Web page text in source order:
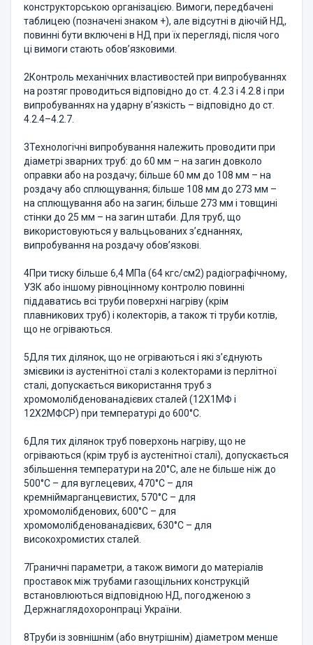
конструкторською організацією. Вимоги, передбачені
таблицею (позначені знаком +), але відсутні в діючій НД,
повинні бути включені в НД при їх перегляді, після чого
ці вимоги стають обов’язковими.
2Контроль механічних властивостей при випробуваннях
на розтяг проводиться відповідно до ст. 4.2.3 і 4.2.8 і при
випробуваннях на ударну в’язкість – відповідно до ст.
4.2.4–4.2.7.
3Технологічні випробування належить проводити при
діаметрі зварних труб: до 60 мм – на загин довколо
оправки або на роздачу; більше 60 мм до 108 мм – на
роздачу або сплющування; більше 108 мм до 273 мм –
на сплющування або на загин; більше 273 мм і товщині
стінки до 25 мм – на загин штаби. Для труб, що
використовуються у вальцьованих з’єднаннях,
випробування на роздачу обов’язкові.
4При тиску більше 6,4 МПа (64 кгс/см2) радіографічному,
УЗК або іншому рівноцінному контролю повинні
піддаватись всі труби поверхні нагріву (крім
плавникових труб) і колекторів, а також ті труби котлів,
що не огріваються.
5Для тих ділянок, що не огріваються і які з’єднують
змієвики із аустенітної сталі з колекторами із перлітної
сталі, допускається використання труб з
хромомолібденованадієвих сталей (12Х1МФ і
12Х2МФСР) при температурі до 600°С.
6Для тих ділянок труб поверхонь нагріву, що не
огріваються (крім труб із аустенітної сталі), допускається
збільшення температури на 20°С, але не більше ніж до
500°С – для вуглецевих, 470°С – для
кремніймарганцевистих, 570°С – для
хромомолібденових, 600°С – для
хромомолібденованадієвих, 630°С – для
високохромистих сталей.
7Граничні параметри, а також вимоги до матеріалів
проставок між трубами газощільних конструкцій
встановлюються відповідною НД, погодженою з
Держнаглядохоронпраці України.
8Труби із зовнішнім (або внутрішнім) діаметром менше